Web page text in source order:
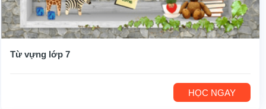
Từ vựng lớp 7
HỌC NGAY